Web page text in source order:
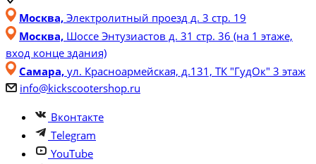
Москва, Электролитный проезд д. 3 стр. 19
Москва, Шоссе Энтузиастов д. 31 стр. 36 (на 1 этаже,
вход конце здания)
Самара, ул. Красноармейская, д.131, ТК "ГудОк" 3 этаж
info@kickscootershop.ru
Вконтакте
Telegram
YouTube